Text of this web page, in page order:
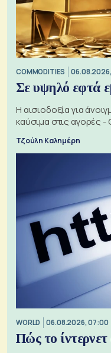
COMMODITIES
Σε υψηλό εφτά
Η αισιοδοξία για
καύσιμα στις αγορές -
Τζούλη Καλημέρη
WORLD 06.08.2026, 07:00
Πώς το